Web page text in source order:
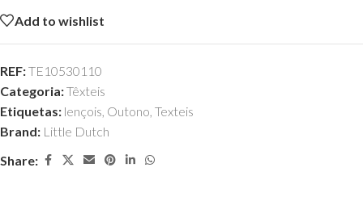
Add to wishlist
REF:TE10530110
Categoria:Têxteis
Etiquetas: lençois, Outono, Texteis
Brand: Little Dutch
Share: